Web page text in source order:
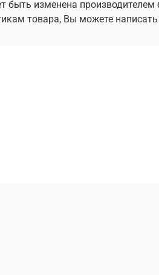
изменена производителем
товара, Вы можете